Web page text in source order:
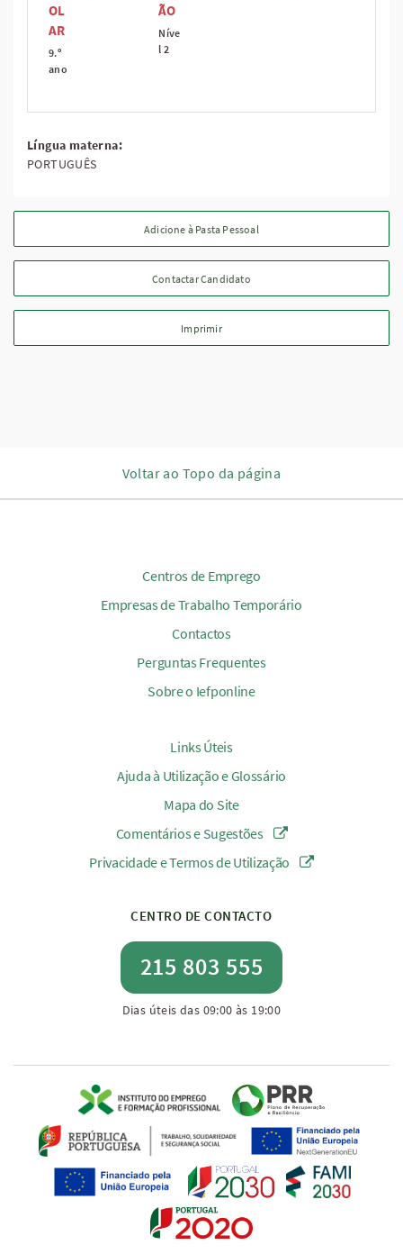
OL
AR
9.º
ano
ÃO
Níve
l 2
Língua materna:
PORTUGUÊS
Voltar ao Topo da página
Centros de Emprego
Empresas de Trabalho Temporário
Contactos
Perguntas Frequentes
Sobre o Iefponline
Links Úteis
Ajuda à Utilização e Glossário
Mapa do Site
Comentários e Sugestões
Privacidade e Termos de Utilização
CENTRO DE CONTACTO
215 803 555
Dias úteis das 09:00 às 19:00